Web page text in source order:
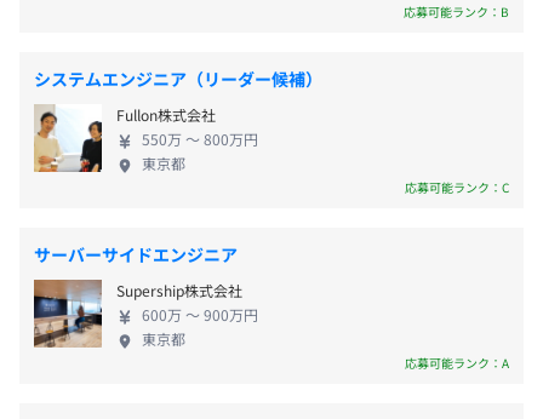
一例としては、
・書籍の購入希望を出すことができること
・外部セミナーに出席できること
・外部企業の研修を受ける機会があること
・必要に応じてペアプロも実施すること
等が挙げられます。
また、大きな特徴として
①担当業務・領域を固定せず、幅広い開発業務に挑戦でき
昇給査定年１回
各種社会保険完備
ョンノートに日々蓄積されていく口コミデータは、
リクルート社の不動産情報サイト「SUUMO（スー
モ）」など、他社の大手不動産ポータルサイトにも
提供されています。 ●エンジニア職が7割を占める会
社です。エンジニアを中心に会社の「すべてを仕組み
効率化を進めることを大切に考えています。少人数で
も大きな効果を出せるようにしています。 ●マンシ
ョンノートは第1弾サービスであり、現在（新規事業
として）第2弾サービスの検討・トライアル中となり
応募可能ランク：B
システムエンジニア（リーダー候補）
Fullon株式会社
550万 〜 800万円
東京都
応募可能ランク：C
サーバーサイドエンジニア
Supership株式会社
600万 〜 900万円
東京都
応募可能ランク：A